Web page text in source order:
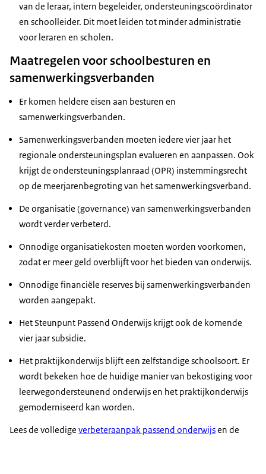
van de leraar, intern begeleider, ondersteuningscoördinator
en schoolleider. Dit moet leiden tot minder administratie
voor leraren en scholen.
Maatregelen voor schoolbesturen en
samenwerkingsverbanden
Er komen heldere eisen aan besturen en
samenwerkingsverbanden.
Samenwerkingsverbanden moeten iedere vier jaar het
regionale ondersteuningsplan evalueren en aanpassen. Ook
krijgt de ondersteuningsplanraad (OPR) instemmingsrecht
op de meerjarenbegroting van het samenwerkingsverband.
De organisatie (governance) van samenwerkingsverbanden
wordt verder verbeterd.
Onnodige organisatiekosten moeten worden voorkomen,
zodat er meer geld overblijft voor het bieden van onderwijs.
Onnodige financiële reserves bij samenwerkingsverbanden
worden aangepakt.
Het Steunpunt Passend Onderwijs krijgt ook de komende
vier jaar subsidie.
Het praktijkonderwijs blijft een zelfstandige schoolsoort. Er
wordt bekeken hoe de huidige manier van bekostiging voor
leerwegondersteunend onderwijs en het praktijkonderwijs
gemoderniseerd kan worden.
Lees de volledige verbeteraanpak passend onderwijsen de